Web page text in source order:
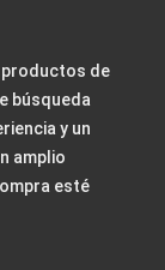
de
búsqueda
y un
amplio
esté